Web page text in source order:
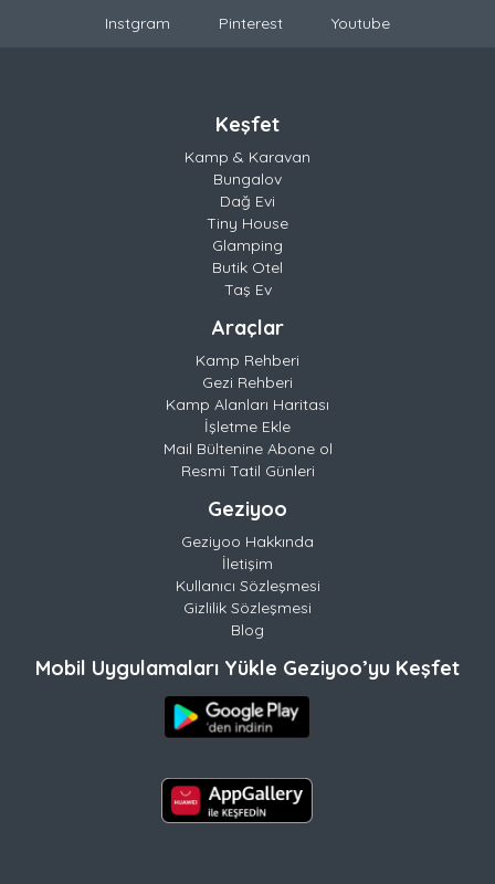
Instgram Pinterest Youtube
Keşfet
Kamp & Karavan
Bungalov
Dağ Evi
Tiny House
Glamping
Butik Otel
Taş Ev
Araçlar
Kamp Rehberi
Gezi Rehberi
Kamp Alanları Haritası
İşletme Ekle
Mail Bültenine Abone ol
Resmi Tatil Günleri
Geziyoo
Geziyoo Hakkında
İletişim
Kullanıcı Sözleşmesi
Gizlilik Sözleşmesi
Blog
Mobil Uygulamaları Yükle Geziyoo’yu Keşfet